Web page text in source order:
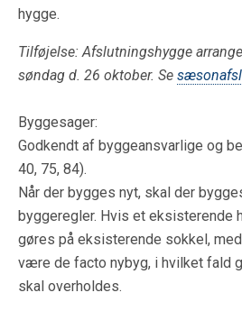
hygge.
Tilføjelse: Afslutningshygge
søndag d. 26 oktober. Se
Byggesager:
Godkendt af byggeansvarlige og
40, 75, 84).
Når der bygges nyt, skal der
byggeregler. Hvis et eksisterende
gøres på eksisterende sokkel,
være de facto nybyg, i hvilket fald
skal overholdes.